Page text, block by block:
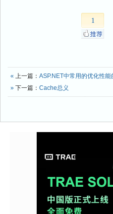
1
« 上一篇： ASP.NET中常用的优化性
» 下一篇： Cache总义